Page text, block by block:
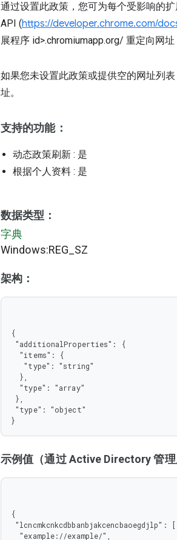
通过设置此政策，您可为每个受影响的
API (https://developer.chrome.com/
展程序 id>.chromiumapp.org/ 重定向网
如果您未设置此政策或提供空的网址列
址。
支持的功能：
动态政策刷新 : 是
根据个人资料 : 是
数据类型：
字典
Windows:REG_SZ
架构：
{
}
示例值（通过 Active Directory 管
{